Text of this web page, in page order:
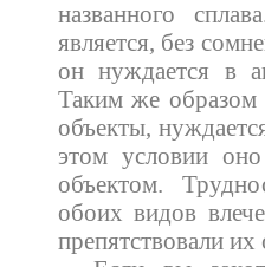
названного
является, без
он нуждается в
Таким же образом
объекты,
этом условии
объектом.
обоих видов
препятствовали их